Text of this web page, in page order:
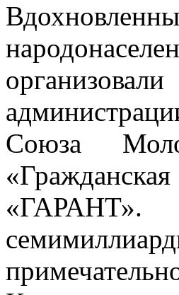
Союза